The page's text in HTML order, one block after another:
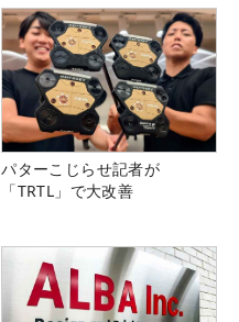
パターこじらせ記者が
「TRTL」で大改善